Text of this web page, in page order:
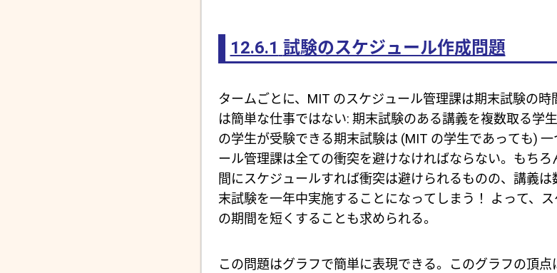
12.6.1 試験のスケジュール作成問題
タームごとに、MIT のスケジュール管理課は期末試験の
は簡単な仕事ではない: 期末試験のある講義を複数取る学
の学生が受験できる期末試験は (MIT の学生であっても)
ール管理課は全ての衝突を避けなければならない。もち
間にスケジュールすれば衝突は避けられるものの、講義
末試験を一年中実施することになってしまう！ よって、
の期間を短くすることも求められる。
この問題はグラフで簡単に表現できる。このグラフの頂点